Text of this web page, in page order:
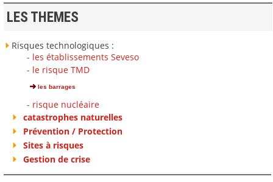
LES THEMES
Risques technologiques :
- les établissements Seveso
- le risque TMD
les barrages
- risque nucléaire
catastrophes naturelles
Prévention / Protection
Sites à risques
Gestion de crise